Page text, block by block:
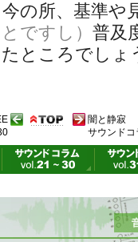
の所、基準や
ですし） 普及
ところでしょ
闇と静寂
サウンド